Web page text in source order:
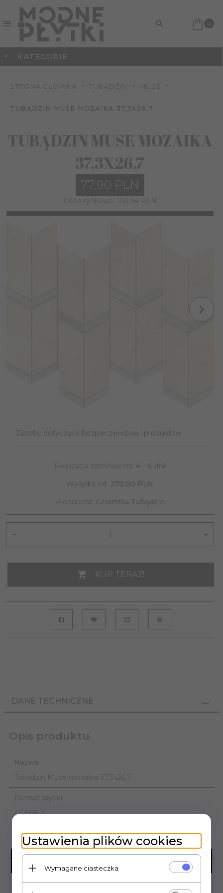
0
KATEGORIE
STRONA GŁÓWNA TUBĄDZIN MUSE
TUBĄDZIN MUSE MOZAIKA 37,3X26,7
TUBĄDZIN MUSE MOZAIKA
37,3X26,7
77,90 PLN
Cena rynkowa: 103.94 PLN
Zasoby dotyczące bezpieczeństwa i produktów
Realizacja zamówienia: 4 - 6 dni
Wysyłka od: 270.00 PLN
Producent: Ceramika Tubądzin
KUP TERAZ!
DANE TECHNICZNE
Opis produktu
Nazwa:
Tubądzin Muse mozaika 37,3x26,7
Format płytki:
37,3x26,7
Gatunek:
Mrozoodporność:
Nie
Ustawienia plików cookies
Wymagane ciasteczka ×
Przerwa pracy sklepu